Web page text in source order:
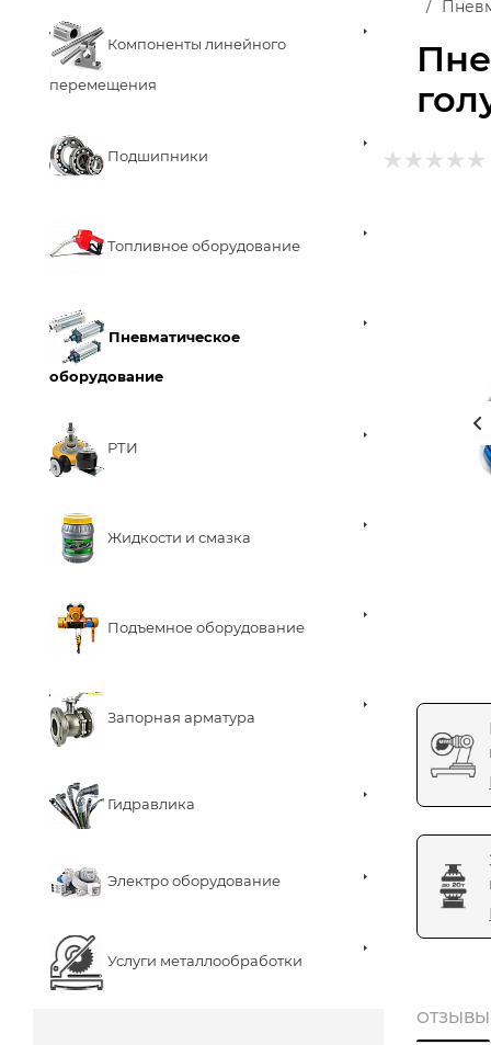
Компоненты линейного
перемещения
Подшипники
Топливное оборудование
Пневматическое
оборудование
РТИ
Жидкости и смазка
Подъемное оборудование
Запорная арматура
Гидравлика
Электро оборудование
Услуги металлообработки
ОТЗЫВЫ